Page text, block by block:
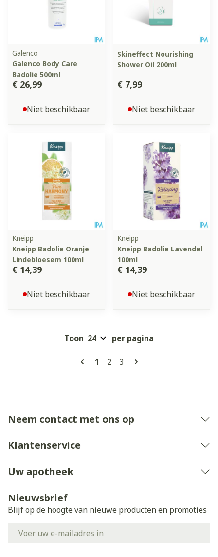
Galenco
Galenco Body Care
Badolie 500ml
€ 26,99
Niet beschikbaar
Skineffect Nourishing
Shower Oil 200ml
€ 7,99
Niet beschikbaar
Kneipp
Kneipp Badolie Oranje
Lindebloesem 100ml
€ 14,39
Niet beschikbaar
Kneipp
Kneipp Badolie Lavendel
100ml
€ 14,39
Niet beschikbaar
Pagina's
U lees momenteel pagina
1 Pagina
2 Pagina
3
Toon per pagina
Neem contact met ons op
Klantenservice
Uw apotheek
Nieuwsbrief
Blijf op de hoogte van nieuwe producten en promoties